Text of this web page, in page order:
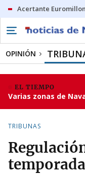
Acertante
OPINIÓN
EL TIEMPO
Varias zonas de
TRIBUNAS
temporada